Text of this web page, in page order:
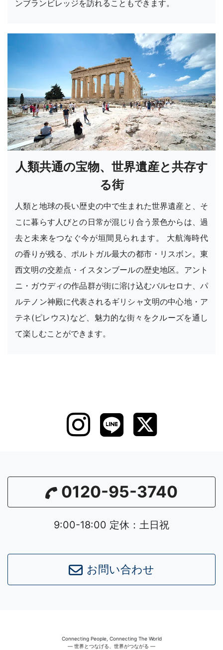
ンブランビレッジを訪れることもできます。
人類共通の宝物、世界遺産と共存す
る街
人類と地球の長い歴史の中で生まれた世界遺産と、そ
こに暮らす人びとの日常が混じり合う景色からは、過
去と未来をつなぐ今が垣間見られます。 大航海時代
の香りが残る、ポルトガル最大の都市・リスボン。東
西文明の交差点・イスタンブールの歴史地区。アント
ニ・ガウディの作品群が街に溶け込むバルセロナ、パ
ルテノン神殿に代表されるギリシャ文明の中心地・ア
テネ(ピレウス)など、魅力的な街々をクルーズを通し
て楽しむことができます。
0120-95-3740
9:00-18:00 定休：土日祝
お問い合わせ
Connecting People, Connecting The World
― 世界とつなげる、世界がつながる ―